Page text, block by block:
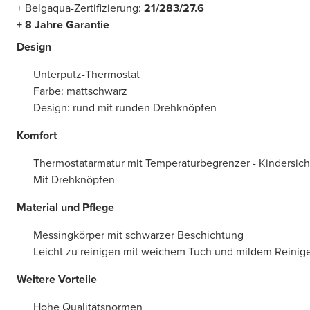
+ Belgaqua-Zertifizierung: 21/283/27.6
+ 8 Jahre Garantie
Design
Unterputz-Thermostat
Farbe: mattschwarz
Design: rund mit runden Drehknöpfen
Komfort
Thermostatarmatur mit Temperaturbegrenzer -
Mit Drehknöpfen
Material und Pflege
Messingkörper mit schwarzer Beschichtung
Leicht zu reinigen mit weichem Tuch und mildem
Weitere Vorteile
Hohe Qualitätsnormen